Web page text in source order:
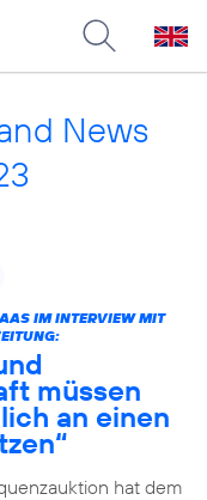
News
IM INTERVIEW MIT
müssen
an einen
hat dem